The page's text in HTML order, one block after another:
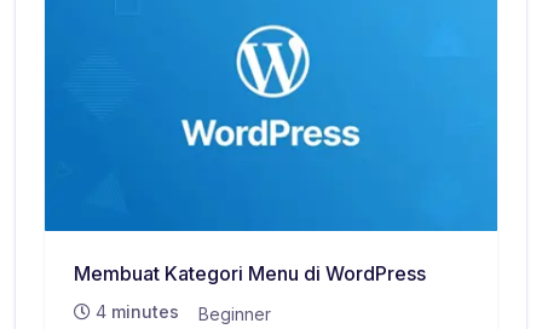
Membuat Kategori Menu di WordPress
4 minutes Beginner